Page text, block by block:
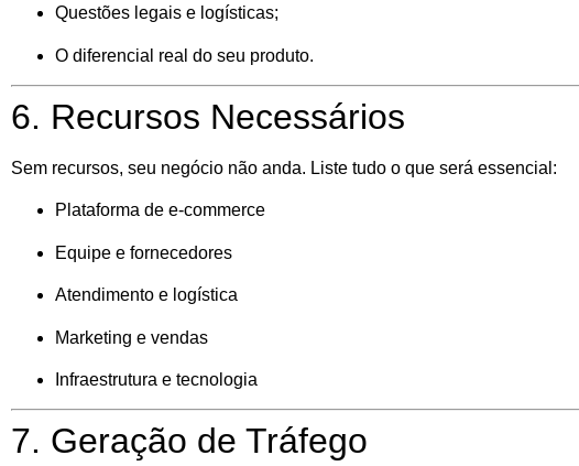
Questões legais e logísticas;
O diferencial real do seu produto.
6. Recursos Necessários
Sem recursos, seu negócio não anda. Liste tudo o que será essencial:
Plataforma de e-commerce
Equipe e fornecedores
Atendimento e logística
Marketing e vendas
Infraestrutura e tecnologia
7. Geração de Tráfego